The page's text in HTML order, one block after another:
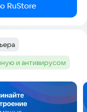
RuStore
и антивирусом